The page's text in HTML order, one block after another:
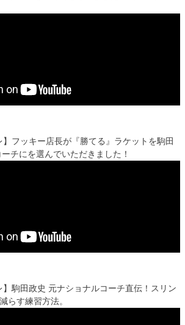
フッキー店長が『勝てる』ラケットを駒田
チにを選んでいただきました！
駒田政史 元ナショナルコーチ直伝！スリン
らす練習方法。